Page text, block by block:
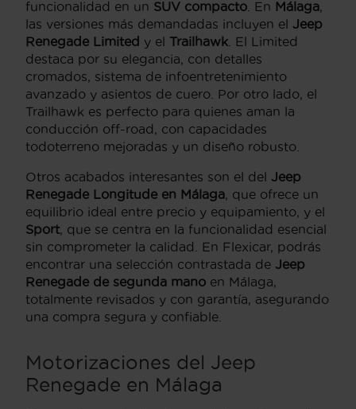
funcionalidad en un SUV compacto . En Málaga,
las versiones más demandadas incluyen el Jeep
Renegade Limited y el Trailhawk . El Limited
destaca por su elegancia, con detalles
cromados, sistema de infoentretenimiento
avanzado y asientos de cuero. Por otro lado, el
Trailhawk es perfecto para quienes aman la
conducción off-road, con capacidades
todoterreno mejoradas y un diseño robusto.
Otros acabados interesantes son el del Jeep
Renegade Longitude en Málaga, que ofrece un
equilibrio ideal entre precio y equipamiento, y el
Sport, que se centra en la funcionalidad esencial
sin comprometer la calidad. En Flexicar, podrás
encontrar una selección contrastada de Jeep
Renegade de segunda mano en Málaga,
totalmente revisados y con garantía, asegurando
una compra segura y confiable.
Motorizaciones del Jeep
Renegade en Málaga